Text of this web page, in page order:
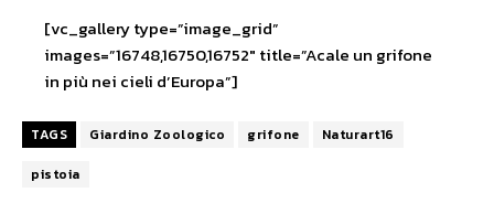
[vc_gallery type=”image_grid”
images=”16748,16750,16752″ title=”Acale un grifone
in più nei cieli d’Europa”]
TAGS Giardino Zoologico grifone
Naturart16
pistoia